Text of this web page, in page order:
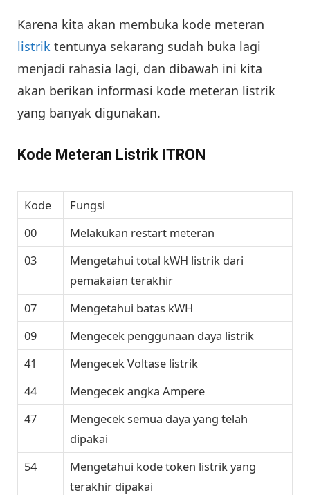
Karena kita akan membuka kode meteran
listrik tentunya sekarang sudah buka lagi
menjadi rahasia lagi, dan dibawah ini kita
akan berikan informasi kode meteran listrik
yang banyak digunakan.
Kode Meteran Listrik ITRON
Kode
Fungsi
00
Melakukan restart meteran
03
Mengetahui total kWH listrik dari
pemakaian terakhir
07
Mengetahui batas kWH
09
Mengecek penggunaan daya listrik
41
Mengecek Voltase listrik
44
Mengecek angka Ampere
47
Mengecek semua daya yang telah
dipakai
54
Mengetahui kode token listrik yang
terakhir dipakai